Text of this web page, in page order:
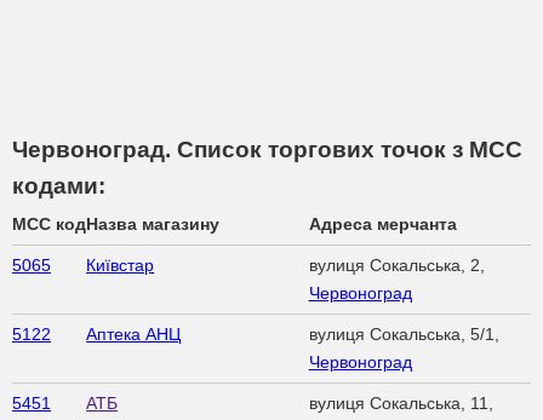
Червоноград. Список торгових точок з МСС
кодами:
MCC кодНазва магазину Адреса мерчанта
5065 Київстар
вулиця Сокальська, 2,
Червоноград
5122 Аптека АНЦ
вулиця Сокальська, 5/1,
Червоноград
5451 АТБ вулиця Сокальська, 11,